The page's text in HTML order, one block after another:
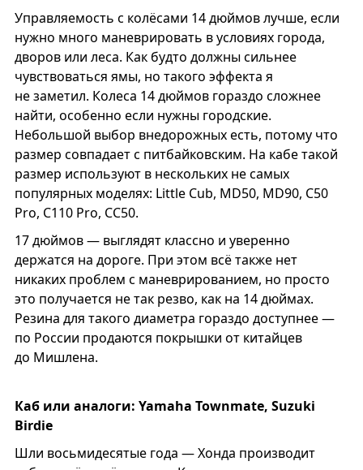
Управляемость с колёсами 14 дюймов лучше, если
нужно много маневрировать в условиях города,
дворов или леса. Как будто должны сильнее
чувствоваться ямы, но такого эффекта я
не заметил. Колеса 14 дюймов гораздо сложнее
найти, особенно если нужны городские.
Небольшой выбор внедорожных есть, потому что
размер совпадает с питбайковским. На кабе такой
размер используют в нескольких не самых
популярных моделях: Little Cub, MD50, MD90, C50
Pro, С110 Pro, CC50.
17 дюймов — выглядят классно и уверенно
держатся на дороге. При этом всё также нет
никаких проблем с маневрированием, но просто
это получается не так резво, как на 14 дюймах.
Резина для такого диаметра гораздо доступнее —
по России продаются покрышки от китайцев
до Мишлена.
Каб или аналоги: Yamaha Townmate, Suzuki
Birdie
Шли восьмидесятые года — Хонда производит